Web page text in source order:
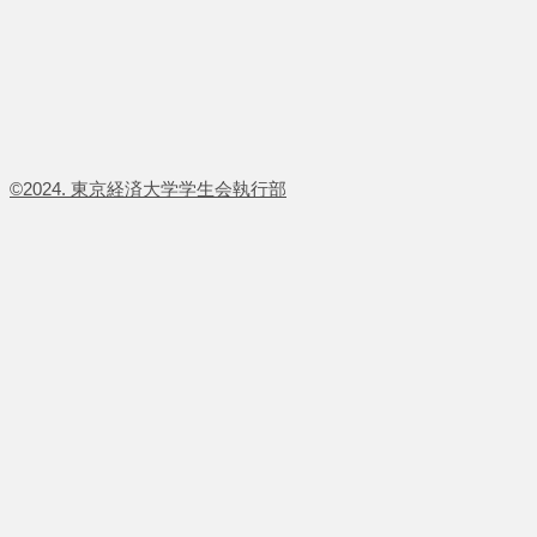
​©2024. 東京経済大学学生会執行部